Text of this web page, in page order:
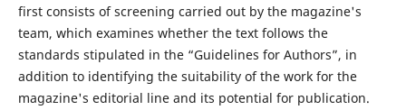
first consists of screening carried out by the magazine's
team, which examines whether the text follows the
standards stipulated in the “Guidelines for Authors”, in
addition to identifying the suitability of the work for the
magazine's editorial line and its potential for publication.